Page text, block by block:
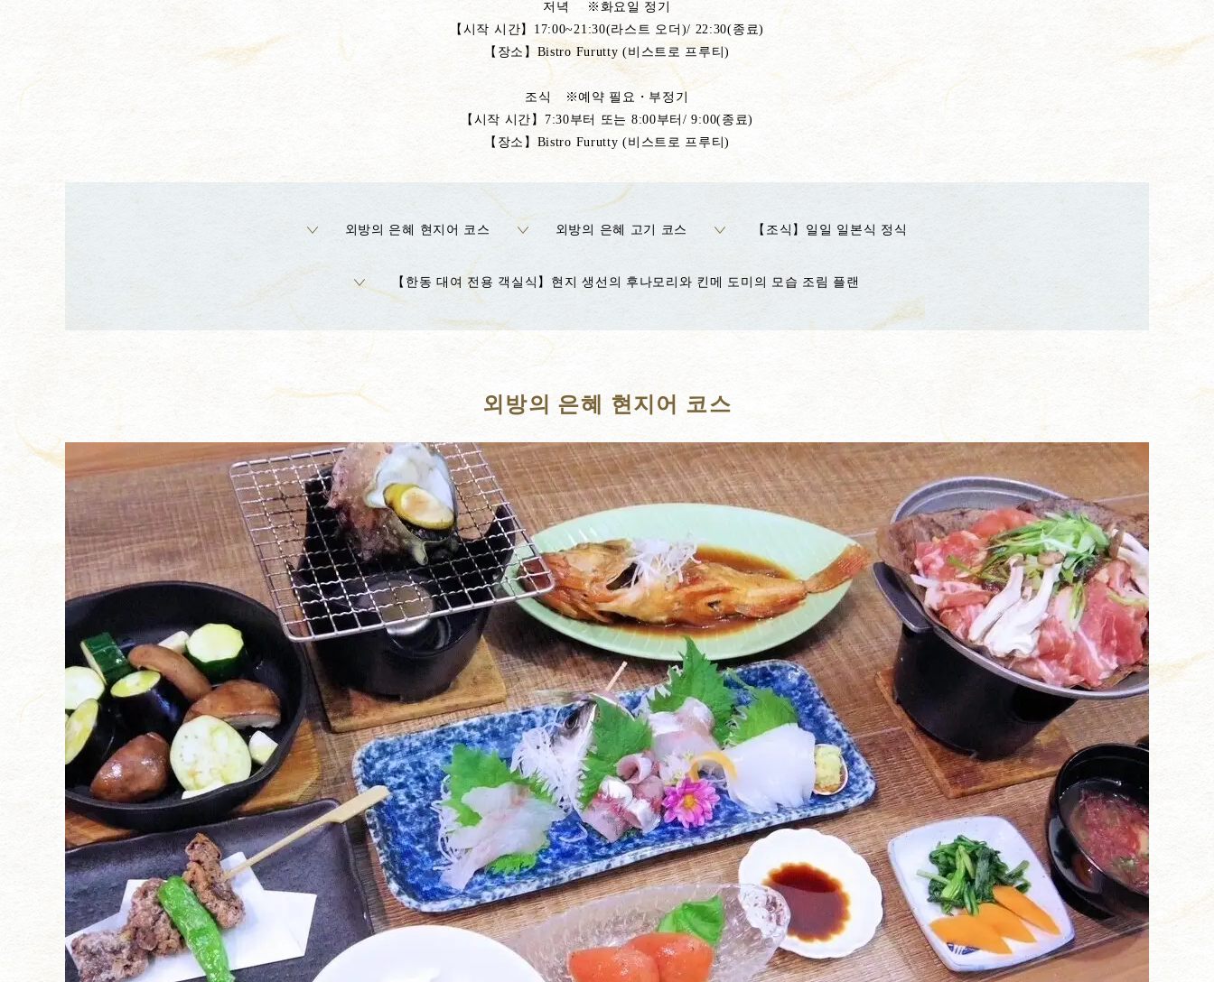
저녁 ※화요일 정기
【시작 시간】17:00~21:30(라스트 오더)/ 22:30(종료)
【장소】Bistro Furutty (비스트로 프루티)
조식 ※예약 필요・부정기
【시작 시간】7:30부터 또는 8:00부터/ 9:00(종료)
【장소】Bistro Furutty (비스트로 프루티)
외방의 은혜 현지어 코스 외방의 은혜 고기 코스 【조식】일일 일본식 정식
【한동 대여 전용 객실식】현지 생선의 후나모리와 킨메 도미의 모습 조림 플랜
외방의 은혜 현지어 코스